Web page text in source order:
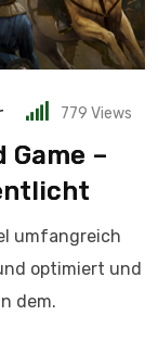
779 Views
Game –
umfangreich
optimiert und
dem.